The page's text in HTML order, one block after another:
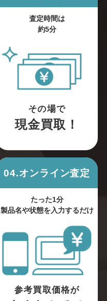
査定時間は
約5分
その場で
現金買取！
04.オンライン査定
たった1分
製品名や状態を入力するだけ
参考買取価格が